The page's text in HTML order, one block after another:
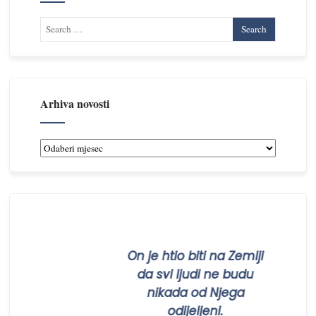
Arhiva novosti
Arhiva
On je htio biti na Zemlji
da svi ljudi ne budu
nikada od Njega
odijeljeni.